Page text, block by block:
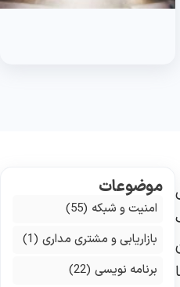
موضوعات
امنیت و شبکه(55)
بازاریابی و مشتری مداری(1)
برنامه نویسی(22)